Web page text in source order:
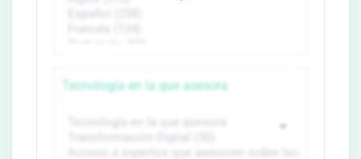
Tecnología en la que asesora